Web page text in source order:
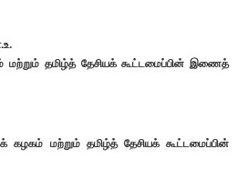
மற்றும் தமிழ்த் தேசியக் கூட்டமைப்பின் இணைத்
கழகம் மற்றும் தமிழ்த் தேசியக் கூட்டமைப்பின்